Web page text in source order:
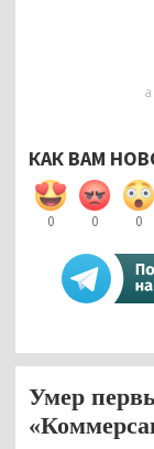
КАК ВАМ
0 0 0
Умер